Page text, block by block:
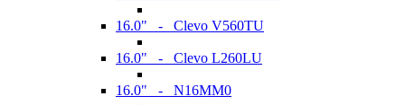
16.0" - Clevo V560TU
16.0" - Clevo L260LU
16.0" - N16MM0